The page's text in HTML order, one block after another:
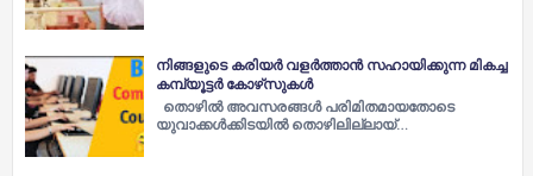
നിങ്ങളുടെ കരിയർ വളർത്താൻ സഹായിക്കുന്ന മികച്ച
കമ്പ്യൂട്ടർ കോഴ്‌സുകൾ
തൊഴിൽ അവസരങ്ങൾ പരിമിതമായതോടെ
യുവാക്കൾക്കിടയിൽ തൊഴിലില്ലായ്…